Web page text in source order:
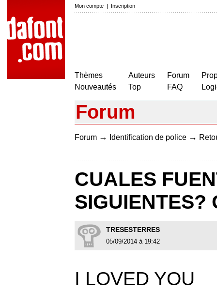
Mon compte | Inscription
Thèmes
Nouveautés
Auteurs
Top
Forum
FAQ
Forum
Forum → Identification de police →
CUALES
SIGUIENTES?
TRESESTERRES
05/09/2014 à 19:42
I LOVED YOU